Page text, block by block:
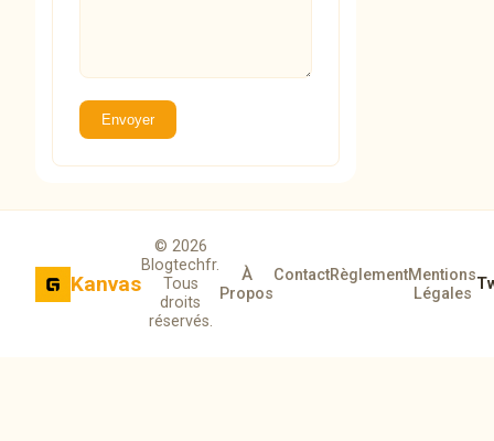
Envoyer
Kanvas
© 2026
Blogtechfr.
Tous
droits
réservés.
À
Propos
ContactRèglementMentions
Légales